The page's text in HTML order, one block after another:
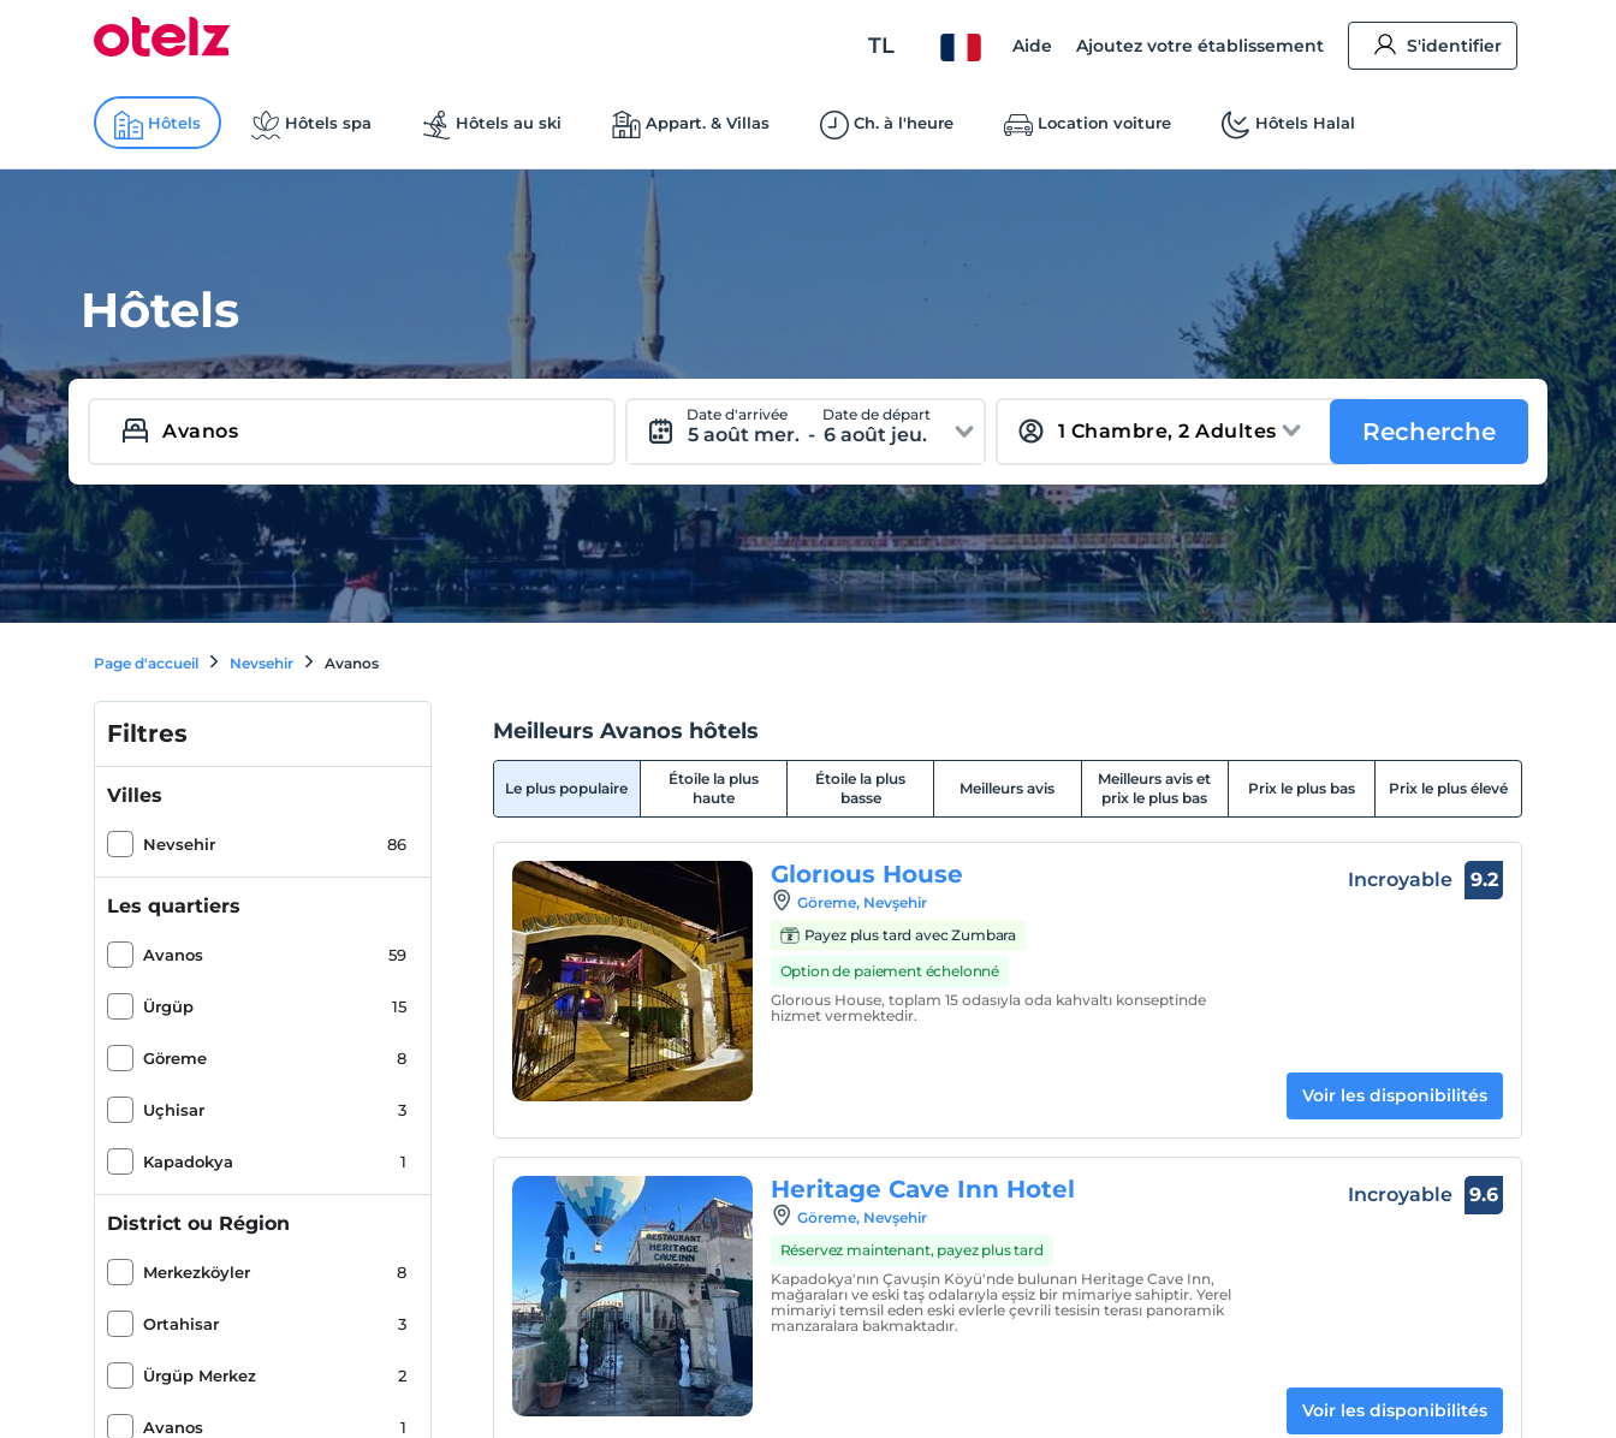
TL Aide Ajoutez votre établissement S'identifier
Hôtels Hôtels spa Hôtels au ski Appart. & Villas Ch. à l'heure Location voiture Hôtels Halal
Hôtels
Date d'arrivée
5 août mer. -
Date de départ
6 août jeu. Recherche
Page d'accueil Nevsehir Avanos
Filtres
Villes
Nevsehir 86
Les quartiers
Avanos 59
Ürgüp 15
Göreme 8
Uçhisar 3
Kapadokya 1
District ou Région
Merkezköyler 8
Ortahisar 3
Ürgüp Merkez 2
Avanos 1
Meilleurs Avanos hôtels
Le plus populaire
Étoile la plus
haute
Étoile la plus
basse
Meilleurs avis
Meilleurs avis et
prix le plus bas
Prix le plus bas Prix le plus élevé
Glorıous House
Göreme, Nevşehir
Payez plus tard avec Zumbara
Option de paiement échelonné
Glorıous House, toplam 15 odasıyla oda kahvaltı konseptinde
hizmet vermektedir.
Incroyable 9.2
Voir les disponibilités
Heritage Cave Inn Hotel
Göreme, Nevşehir
Réservez maintenant, payez plus tard
Kapadokya'nın Çavuşin Köyü'nde bulunan Heritage Cave Inn,
mağaraları ve eski taş odalarıyla eşsiz bir mimariye sahiptir. Yerel
mimariyi temsil eden eski evlerle çevrili tesisin terası panoramik
manzaralara bakmaktadır.
Incroyable 9.6
Voir les disponibilités